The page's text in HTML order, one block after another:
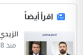
اقرأ أيضاً
منذ 18 ساعة